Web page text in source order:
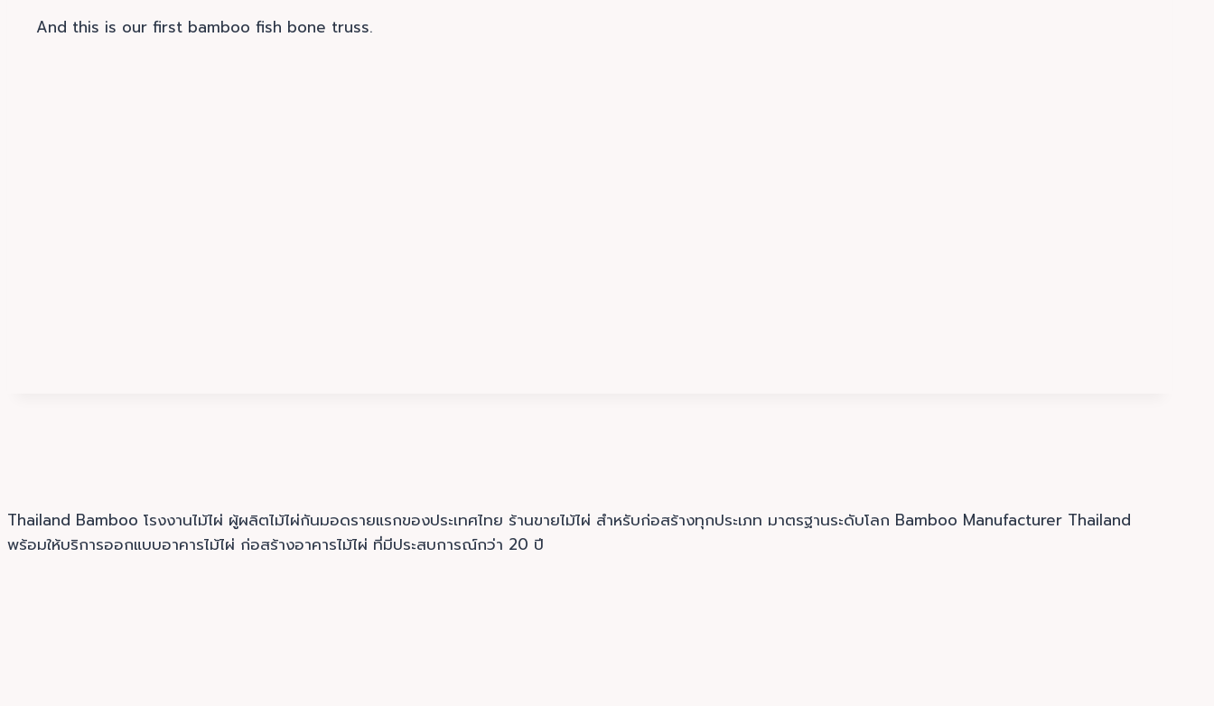
And this is our first bamboo fish bone truss.
Thailand Bamboo โรงงานไม้ไผ่ ผู้ผลิตไม้ไผ่กันมอดรายแรกของประเทศไทย ร้านขายไม้ไผ่ สำหรับก่อสร้างทุกประเภท มาตรฐานระดับโลก Bamboo Manufacturer Thailand
พร้อมให้บริการออกแบบอาคารไม้ไผ่ ก่อสร้างอาคารไม้ไผ่ ที่มีประสบการณ์กว่า 20 ปี